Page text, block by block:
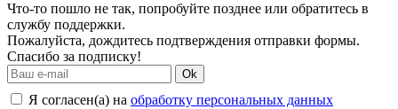
Что-то пошло не так, попробуйте позднее или обратитесь в
службу поддержки.
Пожалуйста, дождитесь подтверждения отправки формы.
Спасибо за подписку!
Ok
Я согласен(а) на обработку персональных данных